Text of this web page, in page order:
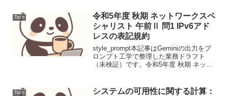
度を最大化し、アウトプットの一貫性
を...
Tech
令和5年度 秋期 ネットワークスペ
シャリスト 午前Ⅱ 問1 IPv6アド
レスの表記規約
style_prompt本記事はGeminiの出力をプ
ロンプト工学で整理した業務ドラフト
（未検証）です。令和5年度 秋期 ネット
ルールに基づき、連続するゼ...
Tech
システムの可用性に関する計算：